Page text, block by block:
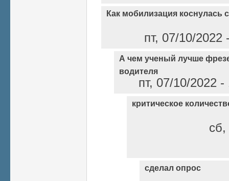
Как мобилизация коснулась
пт, 07/10/
А чем ученый лучше
водителя
пт, 07/10/2022
критическое
сделал опрос